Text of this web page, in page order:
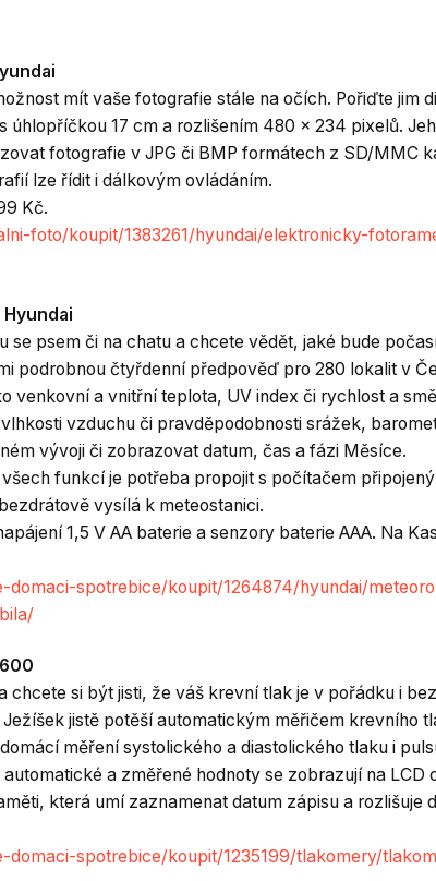
mít vaše fotografie stále na očích. Pořiďte jim
úhlopříčkou 17 cm a rozlišením 480 x 234 pixelů.
fotografie v JPG či BMP formátech z SD/MMC
lze řídit i dálkovým ovládáním.
Kč.
foto/koupit/1383261/hyundai/elektronicky-
se psem či na chatu a chcete vědět, jaké bude
podrobnou čtyřdenní předpověď pro 280 lokalit v
venkovní a vnitřní teplota, UV index či rychlost a
vzduchu či pravděpodobnosti srážek,
vývoji či zobrazovat datum, čas a fázi Měsíce.
funkcí je potřeba propojit s počítačem
vysílá k meteostanici.
1,5 V AA baterie a senzory baterie AAA. Na
spotrebice/koupit/1264874/hyundai/
chcete si být jisti, že váš krevní tlak je v pořádku i
jistě potěší automatickým měřičem krevního
měření systolického a diastolického tlaku i
a změřené hodnoty se zobrazují na LCD
která umí zaznamenat datum zápisu a rozlišuje
domaci-spotrebice/koupit/1235199/tlakomery/